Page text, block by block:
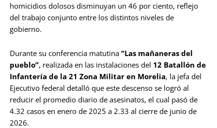
homicidios dolosos disminuyan un 46 por ciento, reflejo
del trabajo conjunto entre los distintos niveles de
gobierno.
Durante su conferencia matutina “Las mañaneras del
pueblo”, realizada en las instalaciones del 12 Batallón de
Infantería de la 21 Zona Militar en Morelia, la jefa del
Ejecutivo federal detalló que este descenso se logró al
reducir el promedio diario de asesinatos, el cual pasó de
4.32 casos en enero de 2025 a 2.33 al cierre de junio de
2026.